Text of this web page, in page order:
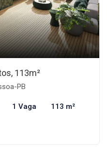
113m²
PB
1 Vaga 113 m²